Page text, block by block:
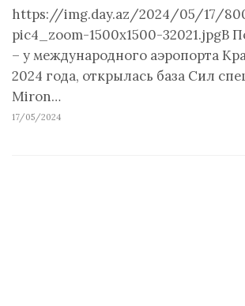
https://img.day.az/2024/05/17/
pic4_zoom-1500x1500-32021.jpgВ
– у международного аэропорта
2024 года, открылась база Сил
Miron…
17/05/2024